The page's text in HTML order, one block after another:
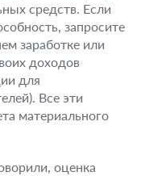
средств. Если
запросите
заработке или
доходов
для
Все эти
материального
оценка